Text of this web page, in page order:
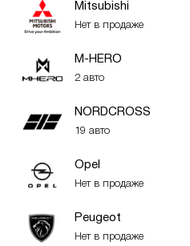
Mitsubishi
Нет в продаже
M-HERO
2 авто
NORDCROSS
19 авто
Opel
Нет в продаже
Peugeot
Нет в продаже